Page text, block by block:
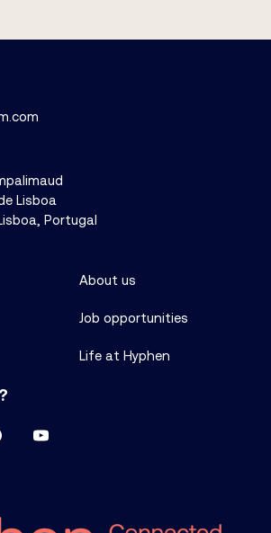
Lisboa
Portugal
About us
Job opportunities
Life at Hyphen